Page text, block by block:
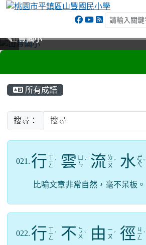
山豐國小
山豐國小
山豐國小
山豐國小
所有成語
搜尋：
021. 行 ㄧ
ㄥ
ˊ 雲 ㄣ ˊ 流 ㄌ
ㄧ
ㄡ
ˊ 水 ㄕ
ㄨ
ㄟ
ˇ
比喻文章非常自然，毫不呆板。
022. 行 ㄧ
ㄥ
ˊ 不 ㄅ
ㄨ ˋ 由 ㄧ
ㄡ ˊ 徑 ㄐ
ㄧ
ㄥ
ˋ